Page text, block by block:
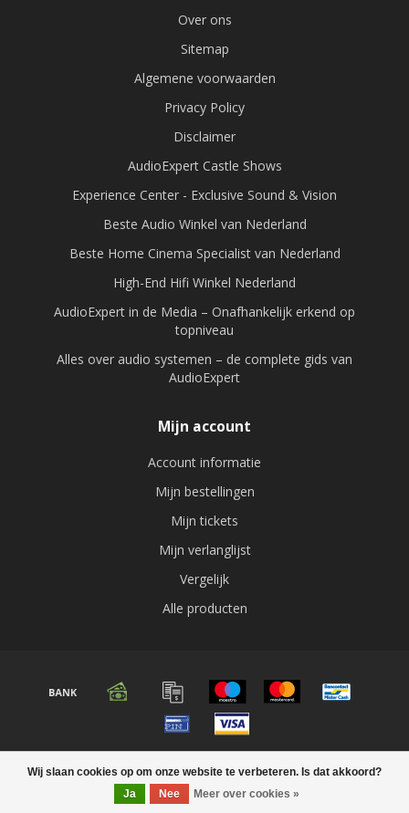
Wij slaan cookies op om onze website te verbeteren. Is dat akkoord?
Ja
Nee Meer over cookies »
Over ons
Sitemap
Algemene voorwaarden
Privacy Policy
Disclaimer
AudioExpert Castle Shows
Experience Center - Exclusive Sound & Vision
Beste Audio Winkel van Nederland
Beste Home Cinema Specialist van Nederland
High-End Hifi Winkel Nederland
AudioExpert in de Media – Onafhankelijk erkend op
topniveau
Alles over audio systemen – de complete gids van
AudioExpert
Mijn account
Account informatie
Mijn bestellingen
Mijn tickets
Mijn verlanglijst
Vergelijk
Alle producten
© Copyright 2026 Audio expert